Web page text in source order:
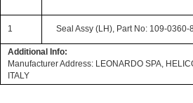
1 Seal Assy (LH), Part No: 109-0360-
Additional Info:
Manufacturer Address: LEONARDO SPA,
ITALY